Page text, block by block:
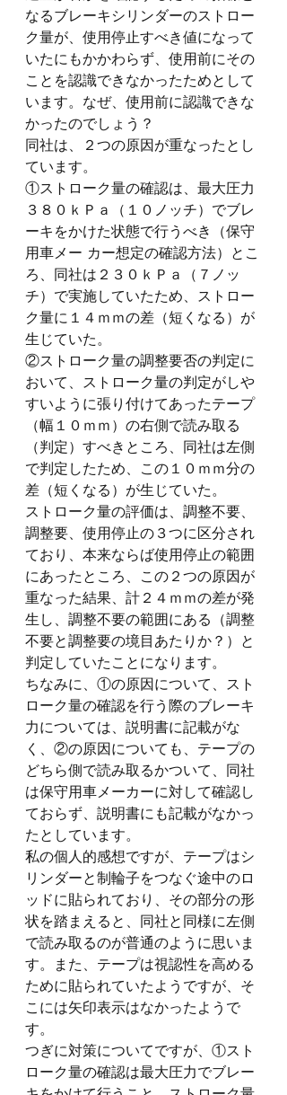
なるブレーキシリンダーのストロー
ク量が、使用停止すべき値になって
いたにもかかわらず、使用前にその
ことを認識できなかったためとして
います。なぜ、使用前に認識できな
かったのでしょう？
同社は、２つの原因が重なったとし
ています。
①ストローク量の確認は、最大圧力
３８０ｋＰａ（１０ノッチ）でブレ
ーキをかけた状態で行うべき（保守
用車メー カー想定の確認方法）とこ
ろ、同社は２３０ｋＰａ（７ノッ
チ）で実施していたため、ストロー
ク量に１４ｍｍの差（短くなる）が
生じていた。
②ストローク量の調整要否の判定に
おいて、ストローク量の判定がしや
すいように張り付けてあったテープ
（幅１０ｍｍ）の右側で読み取る
（判定）すべきところ、同社は左側
で判定したため、この１０ｍｍ分の
差（短くなる）が生じていた。
ストローク量の評価は、調整不要、
調整要、使用停止の３つに区分され
ており、本来ならば使用停止の範囲
にあったところ、この２つの原因が
重なった結果、計２４ｍｍの差が発
生し、調整不要の範囲にある（調整
不要と調整要の境目あたりか？）と
判定していたことになります。
ちなみに、①の原因について、 スト
ローク量の確認を行う際のブレーキ
力については、説明書に記載がな
く、②の原因についても、テープの
どちら側で読み取るかついて、同社
は保守用車メーカーに対して確認し
ておらず、説明書にも記載がなかっ
たとしています。
私の個人的感想ですが、テープはシ
リンダーと制輪子をつなぐ途中のロ
ッドに貼られており、その部分の形
状を踏まえると、同社と同様に左側
で読み取るのが普通のように思いま
す。また、テープは視認性を高める
ために貼られていたようですが、そ
こには矢印表示はなかったようで
す。
つぎに対策についてですが、①スト
ローク量の確認は最大圧力でブレー